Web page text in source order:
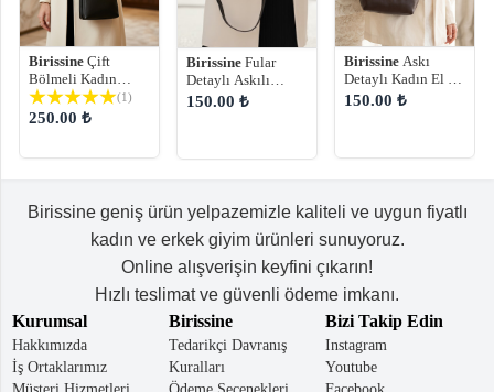
Birissine Çift
Bölmeli Kadın
Çapraz Çanta (1)
250.00 ₺
Birissine Fular
Detaylı Askılı
Kadın El ve Omuz
150.00 ₺
Birissine Askı
Detaylı Kadın El ve
Omuz Çantası
150.00 ₺
Birissine geniş ürün yelpazemizle kaliteli ve uygun fiyatlı
kadın ve erkek giyim ürünleri sunuyoruz.
Online alışverişin keyfini çıkarın!
Hızlı teslimat ve güvenli ödeme imkanı.
Kurumsal
Hakkımızda
İş Ortaklarımız
Müşteri Hizmetleri
Birissine
Tedarikçi Davranış
Kuralları
Ödeme Seçenekleri
Bizi Takip Edin
Instagram
Youtube
Facebook